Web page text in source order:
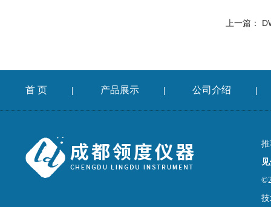
上一篇：
首 页 | 产品展示 | 公司介绍 |